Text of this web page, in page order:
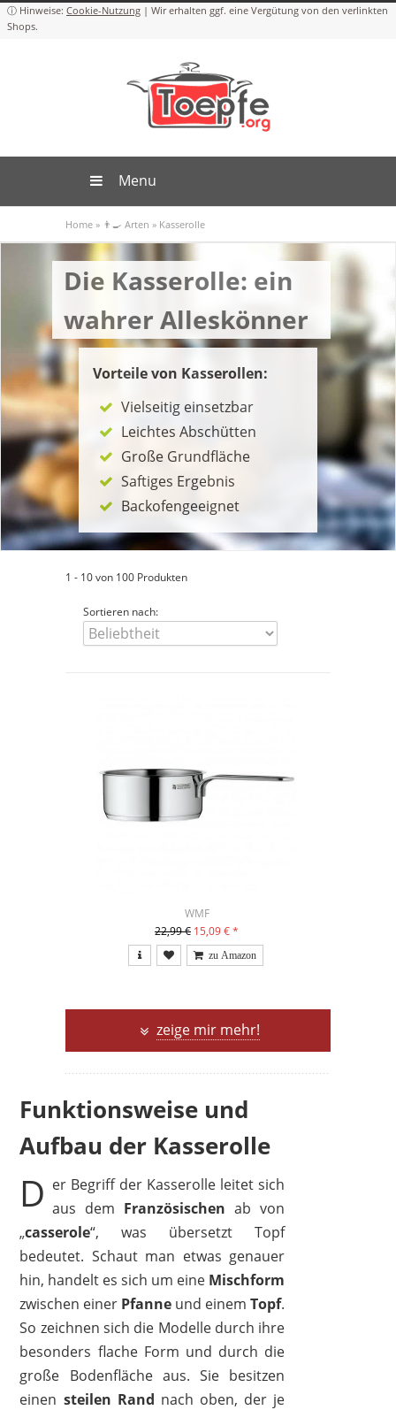
Cookie-Nutzung
Menu
Home » 👨‍🍳 Arten » Kasserolle
Die Kasserolle: ein
wahrer Alleskönner
Vorteile von Kasserollen:
Vielseitig einsetzbar
Leichtes Abschütten
Große Grundfläche
Saftiges Ergebnis
Backofengeeignet
1 - 10 von 100 Produkten
Sortieren nach:
WMF
22,99 € 15,09 €*
10,85 €*
zeige mir mehr!
Funktionsweise und
Aufbau der Kasserolle
D er Begriff der Kasserolle leitet sich
aus dem Französischen ab von
„casserole“, was übersetzt Topf
bedeutet. Schaut man etwas genauer
hin, handelt es sich um eine Mischform
zwischen einer Pfanne und einemTopf.
So zeichnen sich die Modelle durch ihre
besonders flache Form und durch die
große Bodenfläche aus. Sie besitzen
einen steilen Rand nach oben, der je